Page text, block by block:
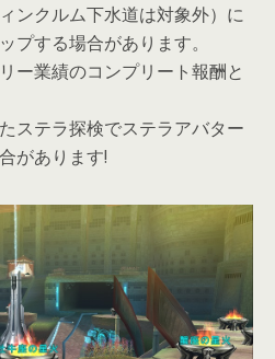
ンクルム下水道は対象外）に
プする場合があります。
ー業績のコンプリート報酬と
ステラ探検でステラアバター
があります!